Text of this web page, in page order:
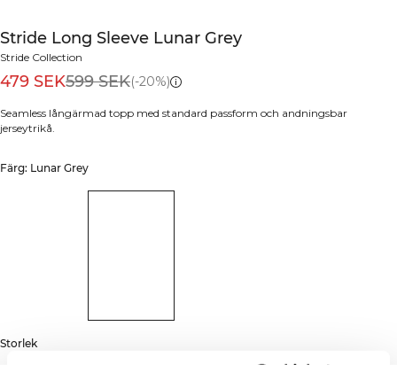
Stride Long Sleeve Lunar Grey
Stride Collection
479 SEK599 SEK(-20%)
Seamless långärmad topp med standard passform och andningsbar
jerseytrikå.
Färg: Lunar Grey
Storlek